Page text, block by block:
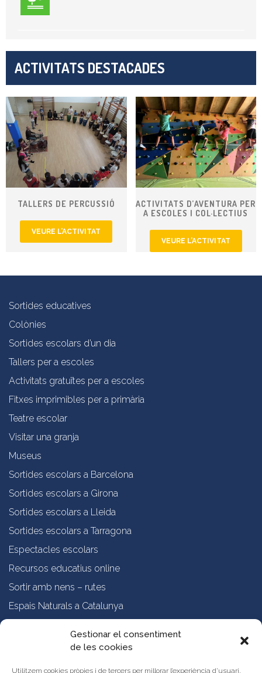
Gestionar el consentiment
de les cookies
Utilitzem cookies pròpies i de tercers per millorar l’experiència d’usuari,
ACTIVITATS DESTACADES
TALLERS DE PERCUSSIÓ
VEURE L’ACTIVITAT
ACTIVITATS D’AVENTURA PER
A ESCOLES I COL·LECTIUS
VEURE L’ACTIVITAT
Sortides educatives
Colònies
Sortides escolars d’un dia
Tallers per a escoles
Activitats gratuïtes per a escoles
Fitxes imprimibles per a primària
Teatre escolar
Visitar una granja
Museus
Sortides escolars a Barcelona
Sortides escolars a Girona
Sortides escolars a Lleida
Sortides escolars a Tarragona
Espectacles escolars
Recursos educatius online
Sortir amb nens – rutes
Espais Naturals a Catalunya
Qui som?